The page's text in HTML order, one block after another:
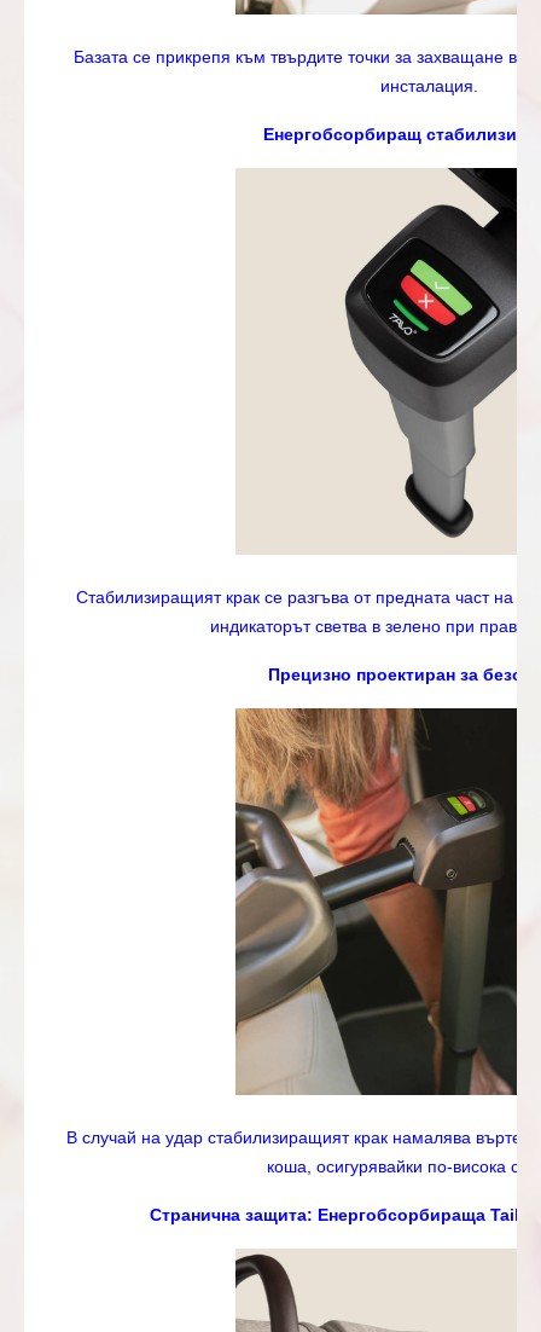
Базата се прикрепя към твърдите точки за захващане в
инсталация.
Енергобсорбиращ
Стабилизиращият крак се разгъва от предната част на
индикаторът светва в зелено при
Прецизно проектиран за
В случай на удар стабилизиращият крак намалява
коша, осигурявайки по-висока
Странична защита: Енергобсорбираща